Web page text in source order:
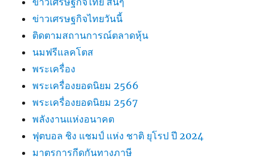
ข่าวเศรษฐกิจไทยวันนี้
ติดตามสถานการณ์ตลาดหุ้น
นมฟรีแลคโตส
พระเครื่อง
พระเครื่องยอดนิยม 2566
พระเครื่องยอดนิยม 2567
พลังงานแห่งอนาคต
ฟุตบอล ชิง แชมป์ แห่ง ชาติ ยุโรป ปี 2024
มาตรการกีดกันทางภาษี